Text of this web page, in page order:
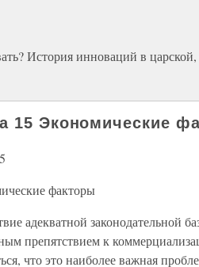
История инноваций в
15 Экономические
факторы
адекватной законодательной
препятствием к
что это наиболее важная